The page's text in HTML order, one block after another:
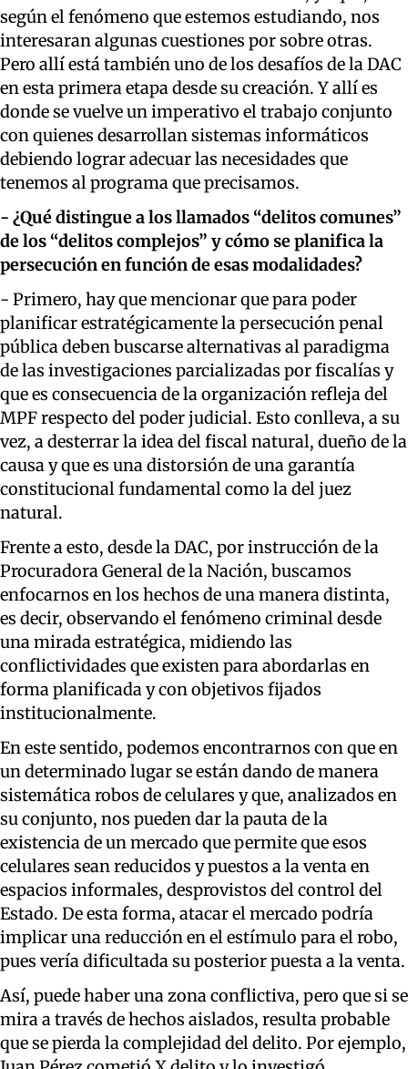
según el fenómeno que estemos estudiando, nos
interesaran algunas cuestiones por sobre otras.
Pero allí está también uno de los desafíos de la DAC
en esta primera etapa desde su creación. Y allí es
donde se vuelve un imperativo el trabajo conjunto
con quienes desarrollan sistemas informáticos
debiendo lograr adecuar las necesidades que
tenemos al programa que precisamos.
- ¿Qué distingue a los llamados “delitos comunes”
de los “delitos complejos” y cómo se planifica la
persecución en función de esas modalidades?
- Primero, hay que mencionar que para poder
planificar estratégicamente la persecución penal
pública deben buscarse alternativas al paradigma
de las investigaciones parcializadas por fiscalías y
que es consecuencia de la organización refleja del
MPF respecto del poder judicial. Esto conlleva, a su
vez, a desterrar la idea del fiscal natural, dueño de la
causa y que es una distorsión de una garantía
constitucional fundamental como la del juez
natural.
Frente a esto, desde la DAC, por instrucción de la
Procuradora General de la Nación, buscamos
enfocarnos en los hechos de una manera distinta,
es decir, observando el fenómeno criminal desde
una mirada estratégica, midiendo las
conflictividades que existen para abordarlas en
forma planificada y con objetivos fijados
institucionalmente.
En este sentido, podemos encontrarnos con que en
un determinado lugar se están dando de manera
sistemática robos de celulares y que, analizados en
su conjunto, nos pueden dar la pauta de la
existencia de un mercado que permite que esos
celulares sean reducidos y puestos a la venta en
espacios informales, desprovistos del control del
Estado. De esta forma, atacar el mercado podría
implicar una reducción en el estímulo para el robo,
pues vería dificultada su posterior puesta a la venta.
Así, puede haber una zona conflictiva, pero que si se
mira a través de hechos aislados, resulta probable
que se pierda la complejidad del delito. Por ejemplo,